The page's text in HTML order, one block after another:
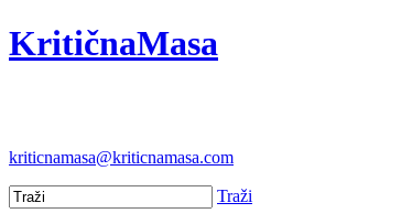
KritičnaMasa
kriticnamasa@kriticnamasa.com
Traži